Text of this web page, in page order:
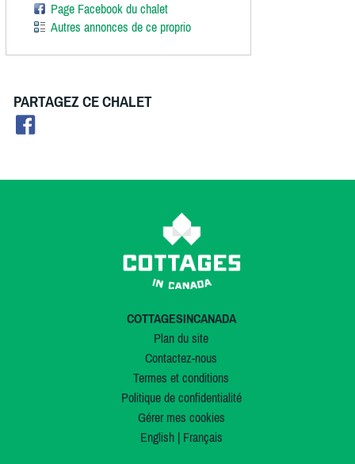
Page Facebook du chalet
Autres annonces de ce proprio
PARTAGEZ CE CHALET
COTTAGESINCANADA
Plan du site
Contactez-nous
Termes et conditions
Politique de confidentialité
Gérer mes cookies
English| Français